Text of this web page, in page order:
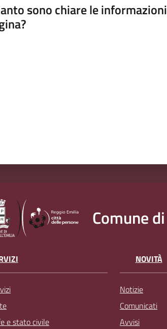
sono chiare le
Comune
e stato civile
NOVITÀ
Notizie
Comunicati
Avvisi